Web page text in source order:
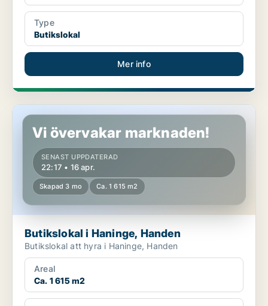
Type
Butikslokal
Mer info
Butikslokal i Haninge, Handen
Vi övervakar marknaden!
SENAST UPPDATERAD
22:17 • 16 apr.
Skapad 3 mo Ca. 1 615 m2
Butikslokal i Haninge, Handen
Butikslokal att hyra i Haninge, Handen
Areal
Ca. 1 615 m2